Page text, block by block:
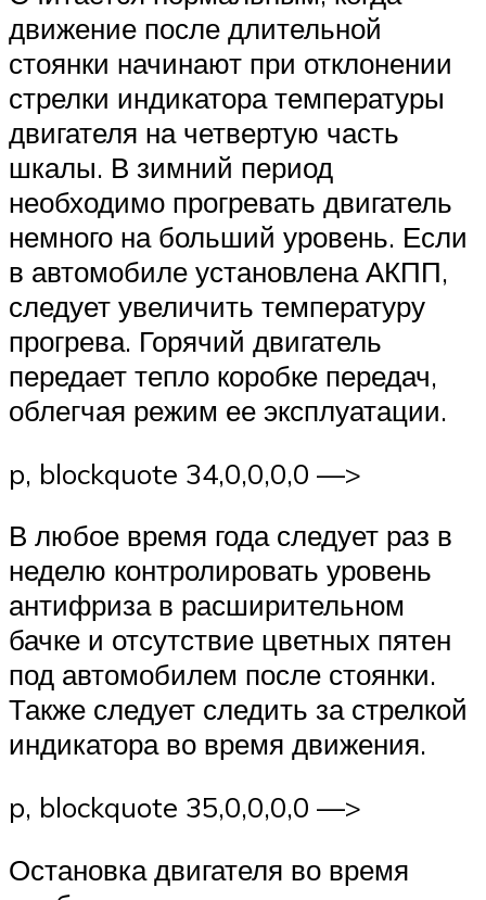
движение после длительной
стоянки начинают при отклонении
стрелки индикатора температуры
двигателя на четвертую часть
шкалы. В зимний период
необходимо прогревать двигатель
немного на больший уровень. Если
в автомобиле установлена АКПП,
следует увеличить температуру
прогрева. Горячий двигатель
передает тепло коробке передач,
облегчая режим ее эксплуатации.
p, blockquote 34,0,0,0,0 —>
В любое время года следует раз в
неделю контролировать уровень
антифриза в расширительном
бачке и отсутствие цветных пятен
под автомобилем после стоянки.
Также следует следить за стрелкой
индикатора во время движения.
p, blockquote 35,0,0,0,0 —>
Остановка двигателя во время